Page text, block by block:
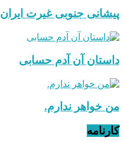
پیشانی جنوبی غیرت ایران
داستان آن آدم حسابی
من خواهر ندارم.
کارنامه